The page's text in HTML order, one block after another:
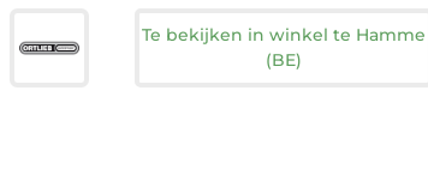
Te bekijken in winkel te Hamme
(BE)